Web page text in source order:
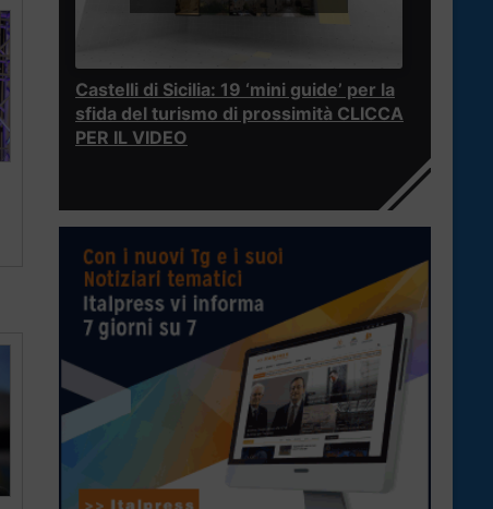
Castelli di Sicilia: 19 ‘mini guide’ per la
sfida del turismo di prossimità CLICCA
PER IL VIDEO